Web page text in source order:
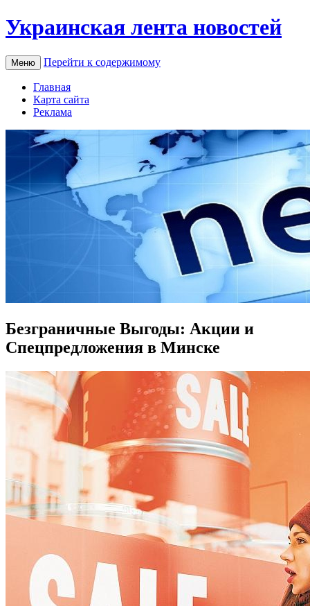
Украинская лента новостей
Меню Перейти к содержимому
Главная
Карта сайта
Реклама
Безграничные Выгоды: Акции и
Спецпредложения в Минске